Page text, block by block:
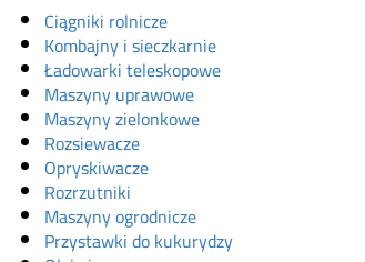
Ciągniki rolnicze
Kombajny i sieczkarnie
Ładowarki teleskopowe
Maszyny uprawowe
Maszyny zielonkowe
Rozsiewacze
Opryskiwacze
Rozrzutniki
Maszyny ogrodnicze
Przystawki do kukurydzy